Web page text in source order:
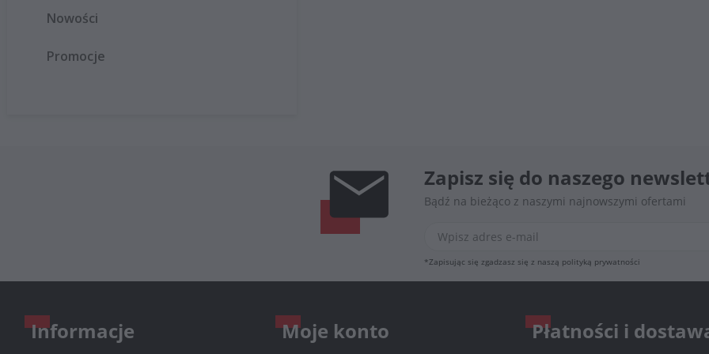
Nowości
Promocje
Zapisz się do naszego
Bądź na bieżąco z naszymi najnowszymi ofertami
*Zapisując się zgadzasz się z naszą polityką prywatności
Informacje Moje konto Płatności i